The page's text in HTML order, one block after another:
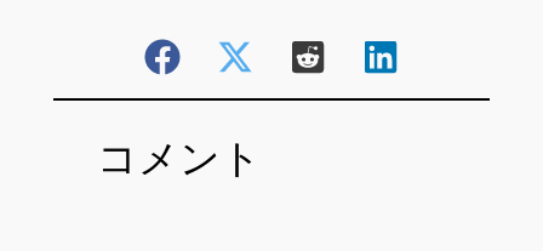
コメント